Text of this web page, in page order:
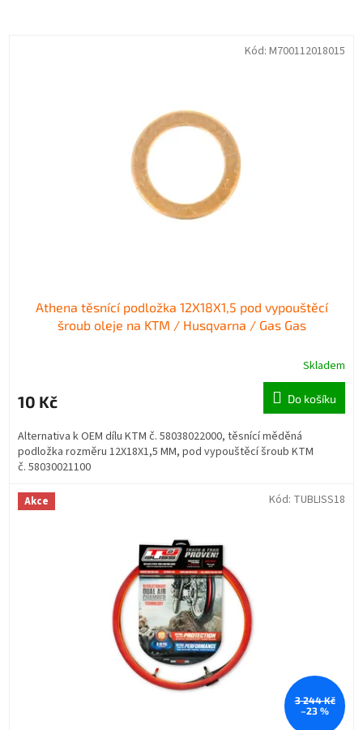
Athena těsnící podložka 12X18X1,5 pod vypouštěcí
šroub oleje na KTM / Husqvarna / Gas Gas
Skladem
10 Kč Do košíku
Alternativa k OEM dílu KTM č. 58038022000, těsnící měděná
podložka rozměru 12X18X1,5 MM, pod vypouštěcí šroub KTM
č. 58030021100
Kód: M700112018015
Akce
3 244 Kč
–23 %
Kód: TUBLISS18